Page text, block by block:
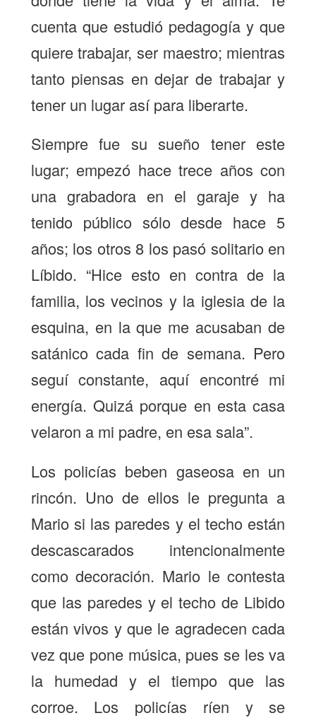
cuenta que estudió pedagogía y que
quiere trabajar, ser maestro; mientras
tanto piensas en dejar de trabajar y
tener un lugar así para liberarte.
Siempre fue su sueño tener este
lugar; empezó hace trece años con
una grabadora en el garaje y ha
tenido público sólo desde hace 5
años; los otros 8 los pasó solitario en
Líbido. “Hice esto en contra de la
familia, los vecinos y la iglesia de la
esquina, en la que me acusaban de
satánico cada fin de semana. Pero
seguí constante, aquí encontré mi
energía. Quizá porque en esta casa
velaron a mi padre, en esa sala”.
Los policías beben gaseosa en un
rincón. Uno de ellos le pregunta a
Mario si las paredes y el techo están
descascarados intencionalmente
como decoración. Mario le contesta
que las paredes y el techo de Libido
están vivos y que le agradecen cada
vez que pone música, pues se les va
la humedad y el tiempo que las
corroe. Los policías ríen y se